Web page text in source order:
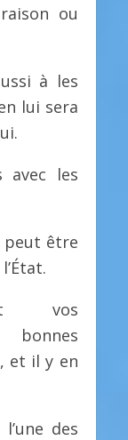
ou
à les
lui sera
avec les
peut être
vos
bonnes
et il y en
des